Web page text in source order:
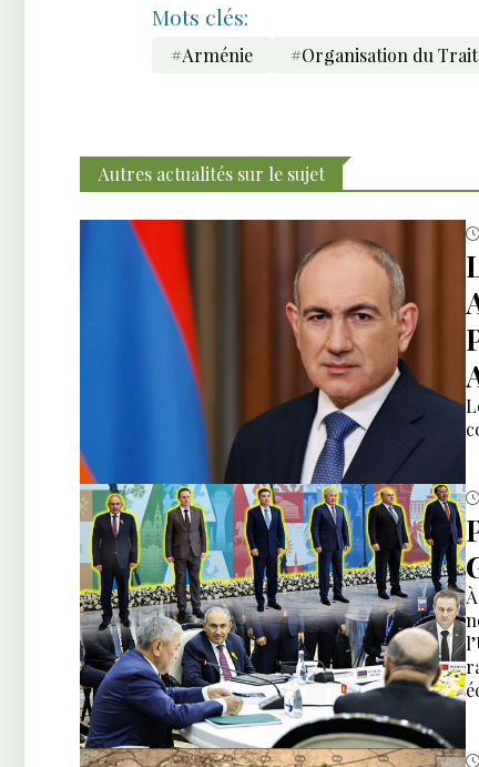
Mots clés:
#Arménie #Organisation du
Autres actualités sur le sujet